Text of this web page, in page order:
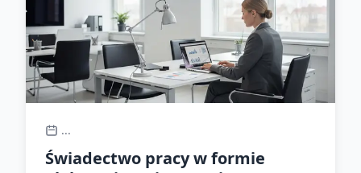
...
Świadectwo pracy w formie